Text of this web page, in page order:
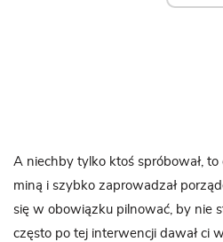
A niechby tylko ktoś spróbował, to
miną i szybko zaprowadzał
się w obowiązku pilnować, by nie
często po tej interwencji dawał ci